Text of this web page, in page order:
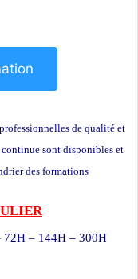
de qualité et
sont disponibles et
des formations
72H – 144H – 300H